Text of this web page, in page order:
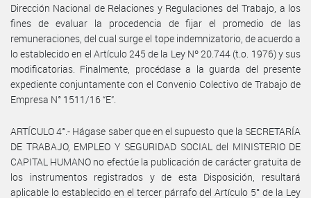
Dirección Nacional de Relaciones y Regulaciones del Trabajo, a los
fines de evaluar la procedencia de fijar el promedio de las
remuneraciones, del cual surge el tope indemnizatorio, de acuerdo a
lo establecido en el Artículo 245 de la Ley Nº 20.744 (t.o. 1976) y sus
modificatorias. Finalmente, procédase a la guarda del presente
expediente conjuntamente con el Convenio Colectivo de Trabajo de
Empresa N° 1511/16 “E”.
ARTÍCULO 4°.- Hágase saber que en el supuesto que la SECRETARÍA
DE TRABAJO, EMPLEO Y SEGURIDAD SOCIAL del MINISTERIO DE
CAPITAL HUMANO no efectúe la publicación de carácter gratuita de
los instrumentos registrados y de esta Disposición, resultará
aplicable lo establecido en el tercer párrafo del Artículo 5° de la Ley